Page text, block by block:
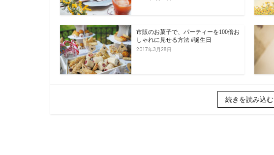
市販のお菓子で、パーティーを100倍お
しゃれに見せる方法 #誕生日
2017年3月28日
続きを読み込む